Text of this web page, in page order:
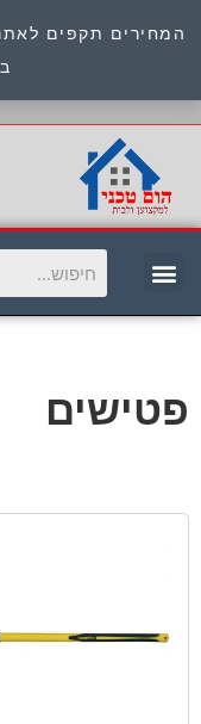
המחירים תקפים
פטישים